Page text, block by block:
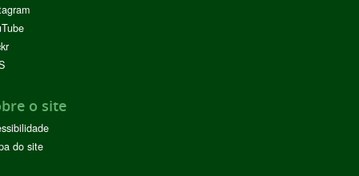
o site
do site